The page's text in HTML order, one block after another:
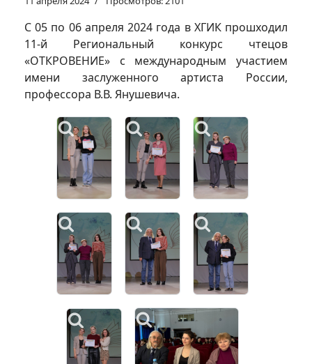
С 05 по 06 апреля 2024 года в ХГИК прошходил
11-й Региональный конкурс чтецов
«ОТКРОВЕНИЕ» с международным участием
имени заслуженного артиста России,
профессора В.В. Янушевича.